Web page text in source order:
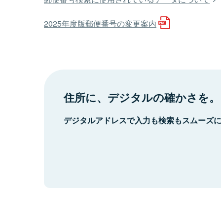
2025年度版郵便番号の変更案内
住所に、デジタルの確かさを。
デジタルアドレスで入力も検索もスムーズ